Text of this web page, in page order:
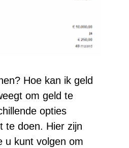
Hoe kan ik geld
om geld te
opties
te doen. Hier zijn
u kunt volgen om